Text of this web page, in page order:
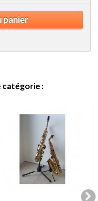
panier
catégorie :